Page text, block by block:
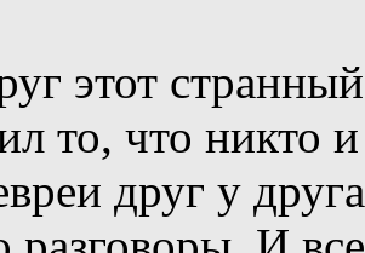
этот
то, что никто
друг у